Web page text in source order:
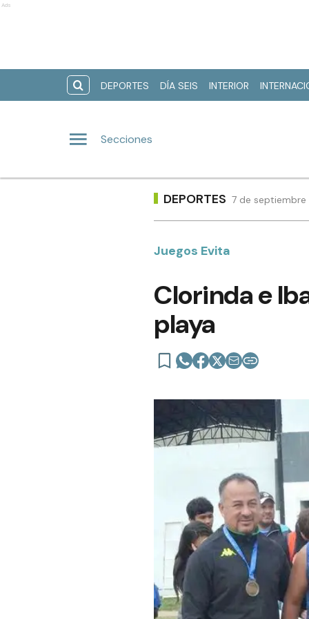
Ads
DEPORTES DÍA SEIS INTERIOR
Secciones
DEPORTES 7 de
Juegos Evita
Clorinda e
playa